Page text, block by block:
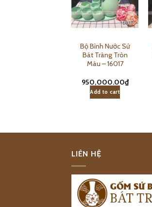
Bộ Bình Nước Sứ
Bát Tràng Tròn
Màu – 16017
950,000.00₫
Add to cart
LIÊN HỆ